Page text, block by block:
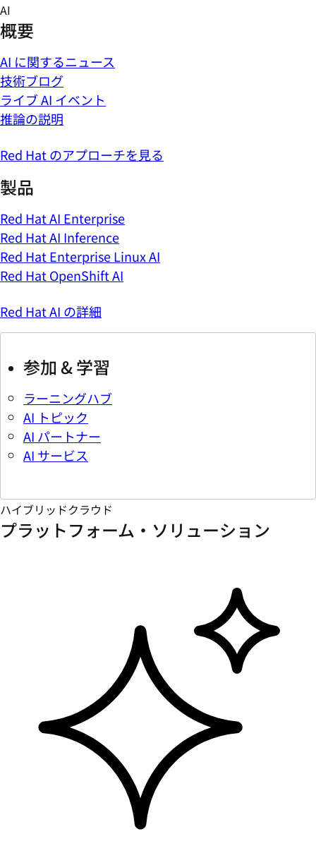
Skip
to
content
AI
概要
AI に関するニュース
技術ブログ
ライブ AI イベント
推論の説明
Red Hat のアプローチを見る
製品
Red Hat AI Enterprise
Red Hat AI Inference
Red Hat Enterprise Linux AI
Red Hat OpenShift AI
Red Hat AI の詳細
参加 & 学習
ラーニングハブ
AI トピック
AI パートナー
AI サービス
ハイブリッドクラウド
プラットフォーム・ソリューション